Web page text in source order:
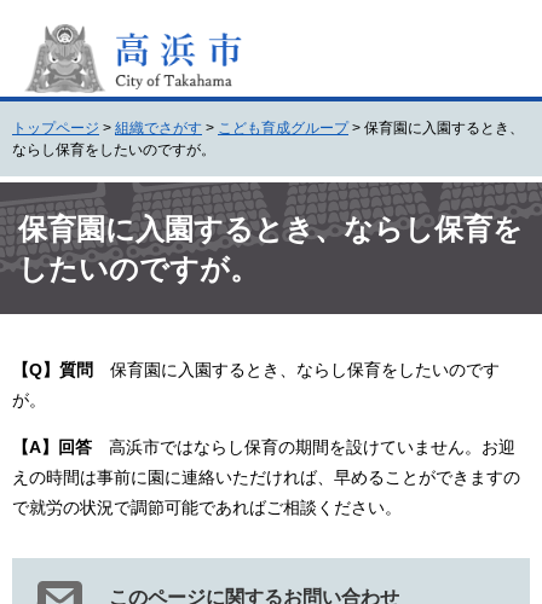
頭
。
飛
て
本
文
トップページ > 組織でさがす > こども育成グループ > 保育園に入園するとき、
ならし保育をしたいのですが。
文保育園に入園するとき、ならし保育を
したいのですが。
【Q】質問 保育園に入園するとき、ならし保育をしたいのです
が。
【A】回答 高浜市ではならし保育の期間を設けていません。お迎
えの時間は事前に園に連絡いただければ、早めることができますの
で就労の状況で調節可能であればご相談ください。
このページに関するお問い合わせ